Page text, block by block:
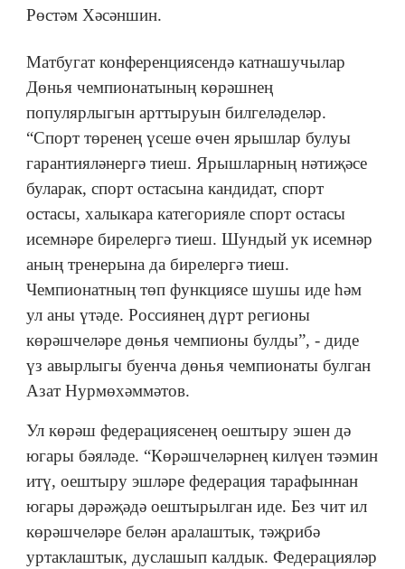
Рөстәм Хәсәншин.
Матбугат конференциясендә катнашучылар
Дөнья чемпионатының көрәшнең
популярлыгын арттыруын билгеләделәр.
“Спорт төренең үсеше өчен ярышлар булуы
гарантияләнергә тиеш. Ярышларның нәтиҗәсе
буларак, спорт остасына кандидат, спорт
остасы, халыкара категорияле спорт остасы
исемнәре бирелергә тиеш. Шундый ук исемнәр
аның тренерына да бирелергә тиеш.
Чемпионатның төп функциясе шушы иде һәм
ул аны үтәде. Россиянең дүрт регионы
көрәшчеләре дөнья чемпионы булды”, - диде
үз авырлыгы буенча дөнья чемпионаты булган
Азат Нурмөхәммәтов.
Ул көрәш федерациясенең оештыру эшен дә
югары бәяләде. “Көрәшчеләрнең килүен тәэмин
итү, оештыру эшләре федерация тарафыннан
югары дәрәҗәдә оештырылган иде. Без чит ил
көрәшчеләре белән аралаштык, тәҗрибә
уртаклаштык, дуслашып калдык. Федерацияләр